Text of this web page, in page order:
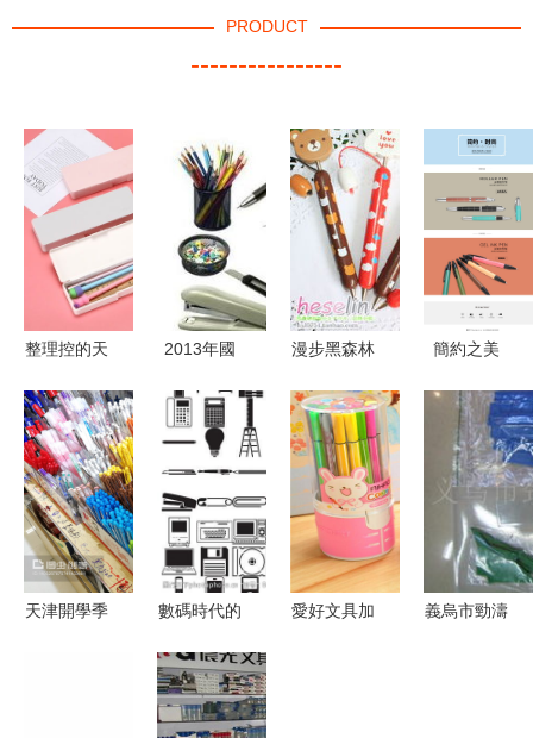
PRODUCT
----------------
整理控的天
的大賣場
漫步文具玩
具百貨城
2013年國
品牌競爭震
蕩中的重構
與突圍
漫步黑森林
小熊云朵圓
珠筆的趣味
制作
簡約之美
品文具推薦
天津開學季
數碼時代的
辦公文具與
剪影的時尚
愛好文具加
義烏市勁濤